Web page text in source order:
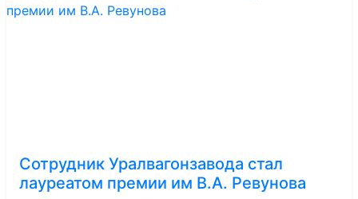
Сотрудник Уралвагонзавода стал
лауреатом премии им В.А. Ревунова